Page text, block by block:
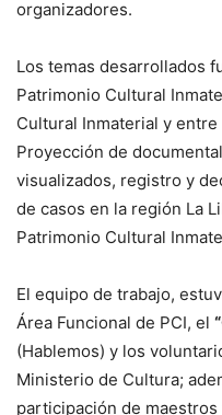
organizadores.
Los temas desarrollados
Patrimonio Cultural
Cultural Inmaterial y
Proyección de
visualizados, registro y
de casos en la región La
Patrimonio Cultural
El equipo de trabajo,
Área Funcional de PCI, el
(Hablemos) y los
Ministerio de Cultura;
participación de maestros